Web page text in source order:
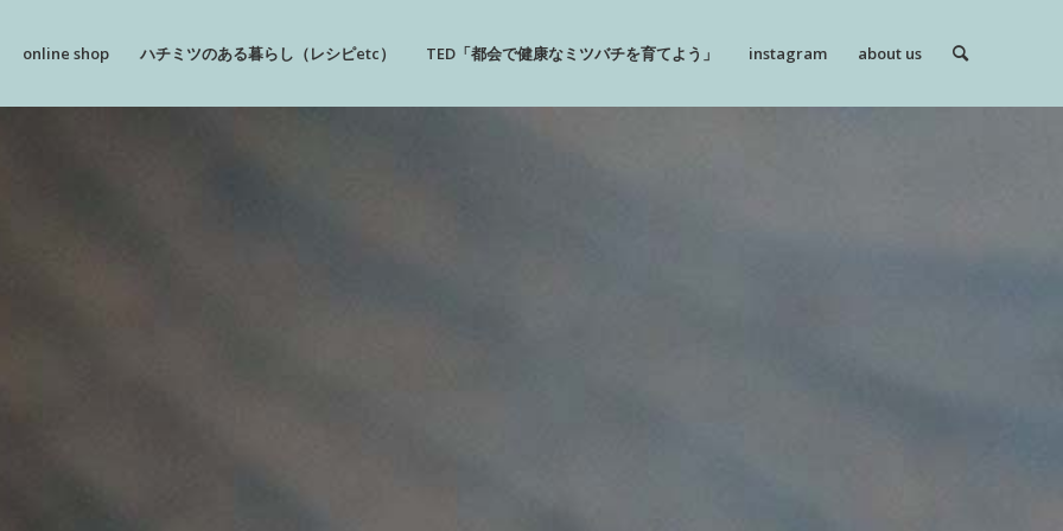
online shop ハチミツのある暮らし（レシピetc） TED「都会で健康なミツバチを育てよう」 instagram about us